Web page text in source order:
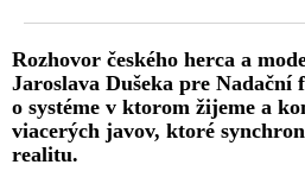
Rozhovor českého herca a
Jaroslava Dušeka pre Nadační
o systéme v ktorom žijeme a
viacerých javov, ktoré
realitu.